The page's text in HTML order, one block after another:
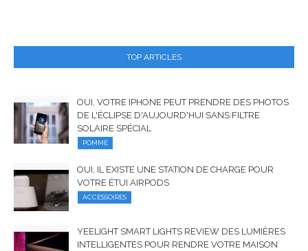
TOP ARTICLES
OUI, VOTRE IPHONE PEUT PRENDRE DES PHOTOS
DE L'ÉCLIPSE D'AUJOURD'HUI SANS FILTRE
SOLAIRE SPÉCIAL
POMME
OUI, IL EXISTE UNE STATION DE CHARGE POUR
VOTRE ÉTUI AIRPODS
ACCESSOIRES
YEELIGHT SMART LIGHTS REVIEW DES LUMIÈRES
INTELLIGENTES POUR RENDRE VOTRE MAISON